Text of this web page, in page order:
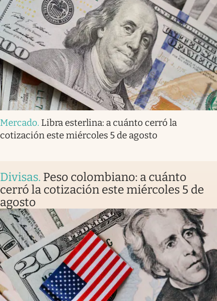
Mercado. Libra esterlina: a cuánto cerró la
cotización este miércoles 5 de agosto
Divisas. Peso colombiano: a cuánto
cerró la cotización este miércoles 5 de
agosto